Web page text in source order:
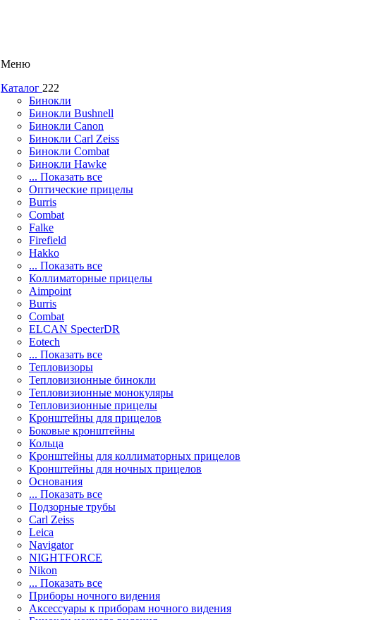
Меню
Каталог 222
Бинокли
Бинокли Bushnell
Бинокли Canon
Бинокли Carl Zeiss
Бинокли Combat
Бинокли Hawke
... Показать все
Оптические прицелы
Burris
Combat
Falke
Firefield
Hakko
... Показать все
Коллиматорные прицелы
Aimpoint
Burris
Combat
ELCAN SpecterDR
Eotech
... Показать все
Тепловизоры
Тепловизионные бинокли
Тепловизионные монокуляры
Тепловизионные прицелы
Кронштейны для прицелов
Боковые кронштейны
Кольца
Кронштейны для коллиматорных прицелов
Кронштейны для ночных прицелов
Основания
... Показать все
Подзорные трубы
Carl Zeiss
Leica
Navigator
NIGHTFORCE
Nikon
... Показать все
Приборы ночного видения
Аксессуары к приборам ночного видения